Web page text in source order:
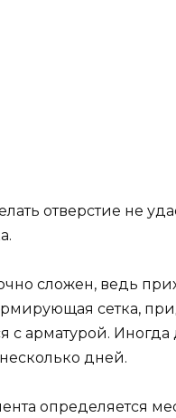
отверстие не
сложен, ведь
сетка,
с арматурой.
дней.
определяется